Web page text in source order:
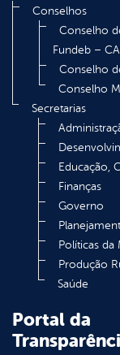
Conselhos
Conselho
Fundeb –
Conselho
Conselho
Secretarias
Educação,
Finanças
Governo
Políticas da
Produção
Saúde
Portal da